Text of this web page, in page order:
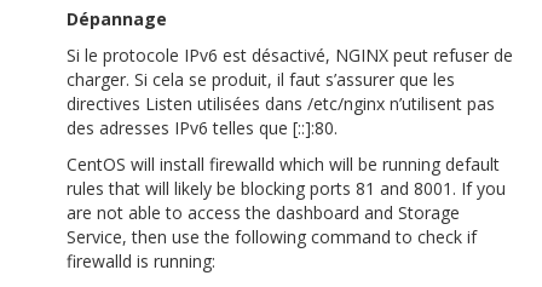
Dépannage
Si le protocole IPv6 est désactivé, NGINX peut refuser de
charger. Si cela se produit, il faut s’assurer que les
directives Listen utilisées dans /etc/nginx n’utilisent pas
des adresses IPv6 telles que [::]:80.
CentOS will install firewalld which will be running default
rules that will likely be blocking ports 81 and 8001. If you
are not able to access the dashboard and Storage
Service, then use the following command to check if
firewalld is running: